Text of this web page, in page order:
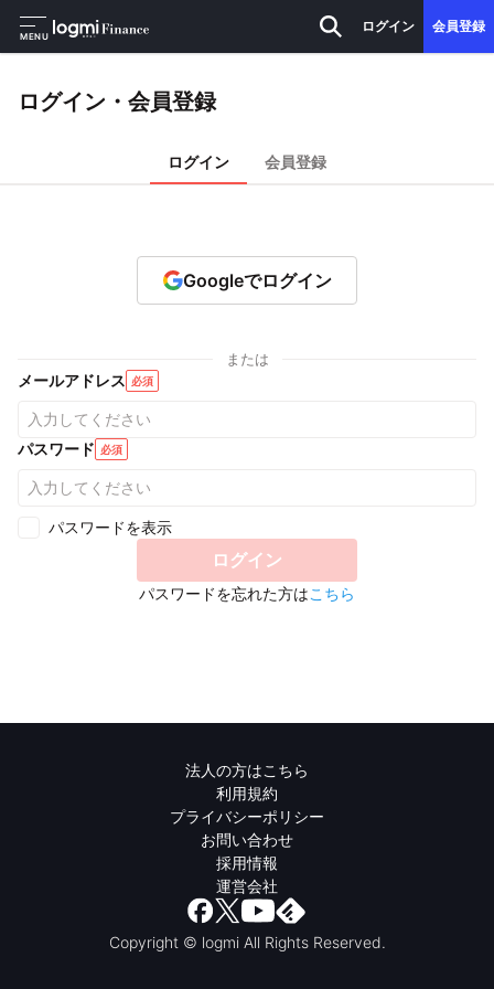
MENU
ログイン 会員登録
ログイン・会員登録
ログイン 会員登録
Googleでログイン
または
メールアドレス 必須
パスワード 必須
パスワードを表示
ログイン
パスワードを忘れた方はこちら
法人の方はこちら
利用規約
プライバシーポリシー
お問い合わせ
採用情報
運営会社
Copyright © logmi All Rights Reserved.